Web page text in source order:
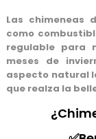
Las chimeneas
como
regulable para
meses de
aspecto natural
que realza la